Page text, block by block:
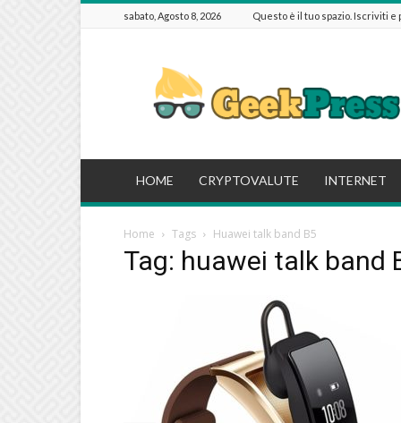
sabato, Agosto 8, 2026 Questo è il tuo spazio. Iscriviti e
HOME CRYPTOVALUTE INTERNET
Home Tags Huawei talk band B5
Tag: huawei talk band